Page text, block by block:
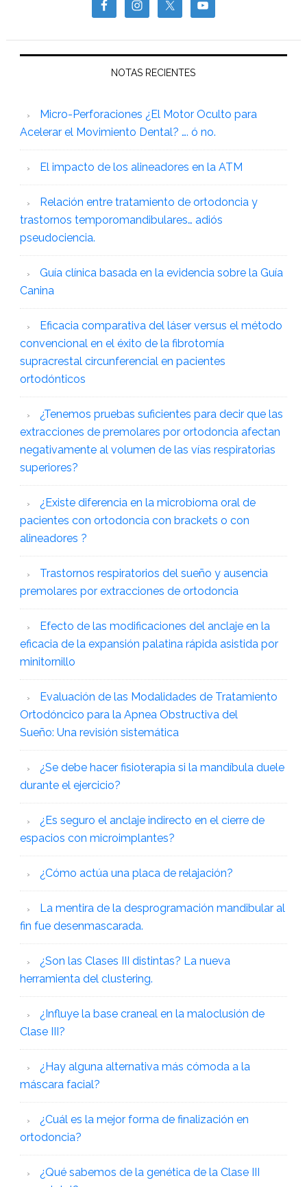
NOTAS RECIENTES
Micro-Perforaciones ¿El Motor Oculto para
Acelerar el Movimiento Dental? …. ó no.
El impacto de los alineadores en la ATM
Relación entre tratamiento de ortodoncia y
trastornos temporomandibulares… adiós
pseudociencia.
Guía clínica basada en la evidencia sobre la Guía
Canina
Eficacia comparativa del láser versus el método
convencional en el éxito de la fibrotomía
supracrestal circunferencial en pacientes
ortodónticos
¿Tenemos pruebas suficientes para decir que las
extracciones de premolares por ortodoncia afectan
negativamente al volumen de las vías respiratorias
superiores?
¿Existe diferencia en la microbioma oral de
pacientes con ortodoncia con brackets o con
alineadores ?
Trastornos respiratorios del sueño y ausencia
premolares por extracciones de ortodoncia
Efecto de las modificaciones del anclaje en la
eficacia de la expansión palatina rápida asistida por
minitornillo
Evaluación de las Modalidades de Tratamiento
Ortodóncico para la Apnea Obstructiva del
Sueño: Una revisión sistemática
¿Se debe hacer fisioterapia si la mandíbula duele
durante el ejercicio?
¿Es seguro el anclaje indirecto en el cierre de
espacios con microimplantes?
¿Cómo actúa una placa de relajación?
La mentira de la desprogramación mandibular al
fin fue desenmascarada.
¿Son las Clases III distintas? La nueva
herramienta del clustering.
¿Influye la base craneal en la maloclusión de
Clase III?
¿Hay alguna alternativa más cómoda a la
máscara facial?
¿Cuál es la mejor forma de finalización en
ortodoncia?
¿Qué sabemos de la genética de la Clase III